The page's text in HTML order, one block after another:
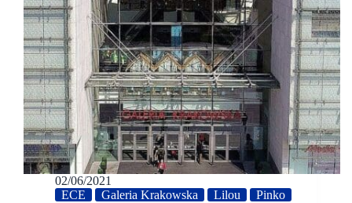
02/06/2021
ECE
Galeria Krakowska Lilou Pinko